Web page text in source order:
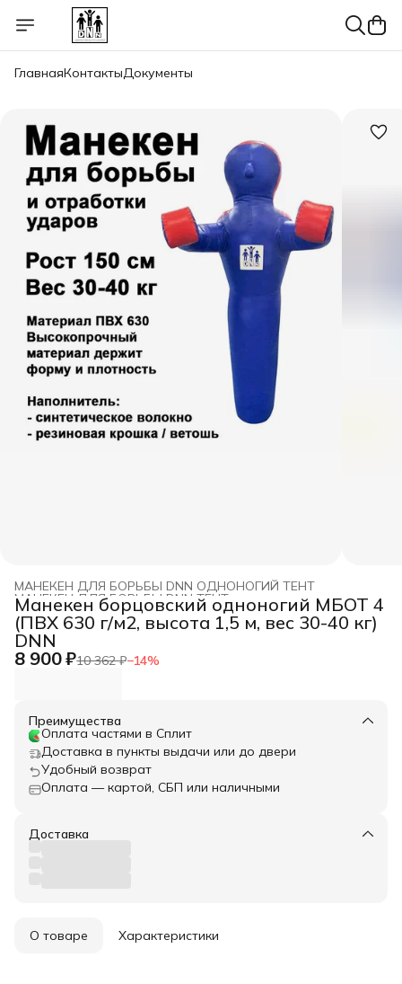
ГлавнаяКонтактыДокументы
МАНЕКЕН ДЛЯ БОРЬБЫ DNN ОДНОНОГИЙ ТЕНТ
МАНЕКЕН ДЛЯ БОРЬБЫ DNN ТЕНТ ›
МАНЕКЕН ДЛЯ БОРЬБЫ DNN ›
Главная ›
Манекен борцовский одноногий МБОТ 4
(ПВХ 630 г/м2, высота 1,5 м, вес 30-40 кг)
DNN
8 900 ₽10 362 ₽−14%
Преимущества
Оплата частями в Сплит
Доставка в пункты выдачи или до двери
Удобный возврат
Оплата — картой, СБП или наличными
Доставка
О товаре Характеристики